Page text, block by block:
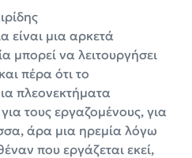
είναι μια αρκετά
μπορεί να λειτουργήσει
πέρα ότι το
πλεονεκτήματα
τους εργαζομένους, για
άρα μια ηρεμία λόγω
που εργάζεται εκεί,